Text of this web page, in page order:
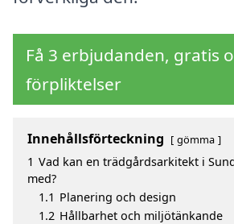
Få 3 erbjudanden, gratis
förpliktelser
Innehållsförteckning gömma
1 Vad kan en trädgårdsarkitekt i
med?
1.1 Planering och design
1.2 Hållbarhet och miljötänkande